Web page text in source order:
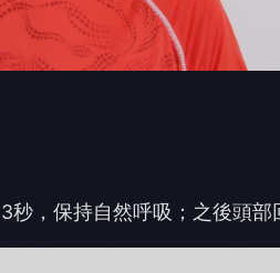
3秒，保持自然呼吸；之後頭